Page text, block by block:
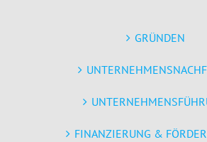
GRÜNDEN
FINANZIERUNG &